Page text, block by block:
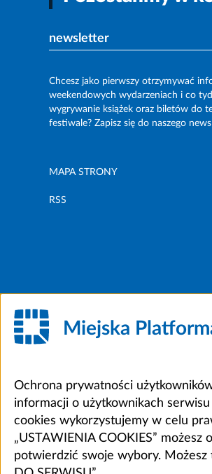
newsletter
Chcesz jako pierwszy otrzymywać
weekendowych wydarzeniach i co
wygrywanie książek oraz biletów do
festiwale? Zapisz się do naszego
MAPA STRONY
RSS
Miejska
Ochrona prywatności
informacji o użytkownikach
cookies wykorzystujemy w celu
„USTAWIENIA COOKIES”
potwierdzić swoje wybory. Możesz